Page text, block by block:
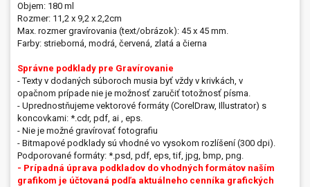
Objem: 180 ml
Rozmer: 11,2 x 9,2 x 2,2cm
Max. rozmer gravírovania (text/obrázok): 45 x 45 mm.
Farby: strieborná, modrá, červená, zlatá a čierna
Správne podklady pre Gravírovanie
- Texty v dodaných súboroch musia byť vždy v krivkách, v
opačnom prípade nie je možnosť zaručiť totožnosť písma.
- Uprednostňujeme vektorové formáty (CorelDraw, Illustrator) s
koncovkami: *.cdr, pdf, ai , eps.
- Nie je možné gravírovať fotografiu
- Bitmapové podklady sú vhodné vo vysokom rozlíšení (300 dpi).
Podporované formáty: *.psd, pdf, eps, tif, jpg, bmp, png.
- Prípadná úprava podkladov do vhodných formátov naším
grafikom je účtovaná podľa aktuálneho cenníka grafických